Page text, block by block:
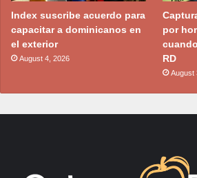
Index suscribe acuerdo para
capacitar a dominicanos en
el exterior
August 4, 2026
por
RD
August